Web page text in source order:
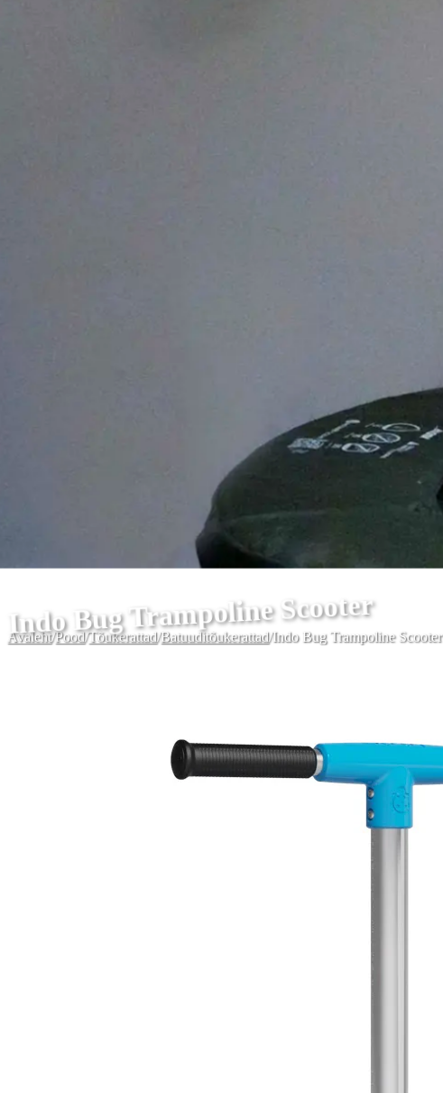
Indo Bug Trampoline Scooter
Avaleht/Pood/Tõukerattad/Batuuditõukerattad/Indo Bug Trampoline Scooter